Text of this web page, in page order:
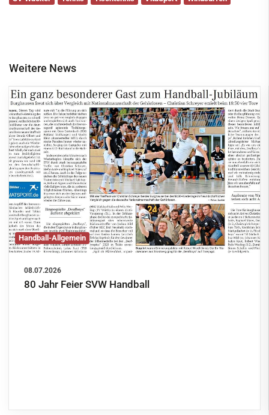
Weitere News
Handball-Allgemein
08.07.2026
80 Jahr Feier SVW Handball